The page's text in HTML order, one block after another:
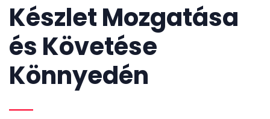
Készlet Mozgatása
és Követése
Könnyedén